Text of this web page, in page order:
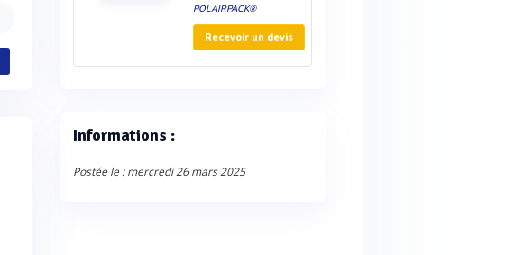
POLAIRPACK®
Recevoir un devis
Informations :
Postée le : mercredi 26 mars 2025